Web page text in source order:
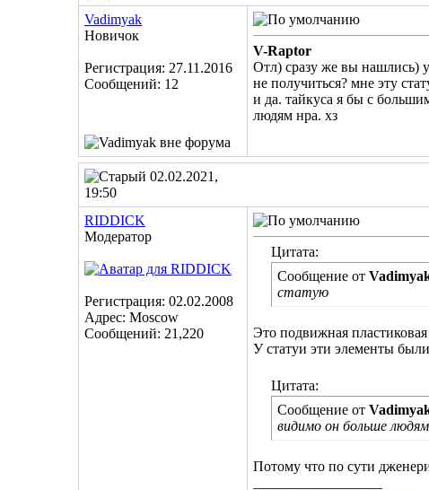
Vadimyak
Новичок
Регистрация: 27.11.2016
Сообщений: 12
V-Raptor
Отл) сразу же вы нашлись)
не получиться? мне эту
и да. тайкуса я бы с
людям нра. хз
02.02.2021,
19:50
RIDDICK
Модератор
Регистрация: 02.02.2008
Адрес: Moscow
Сообщений: 21,220
Цитата:
Сообщение от
статую
Это подвижная пластиковая
У статуи эти элементы
Цитата:
Сообщение от
видимо он больше
Потому что по сути